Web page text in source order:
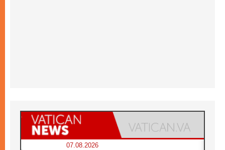
07.08.2026